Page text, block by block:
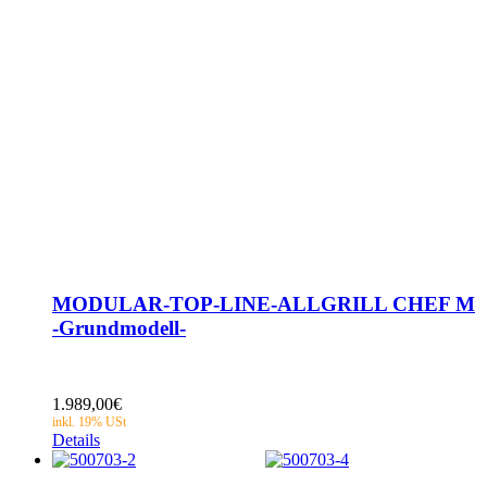
MODULAR-TOP-LINE-ALLGRILL CHEF M
-Grundmodell-
1.989,00€
Details